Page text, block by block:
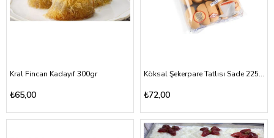
Kral Fincan Kadayıf 300gr
₺65,00
Köksal Şekerpare Tatlısı Sade 225gr
₺72,00